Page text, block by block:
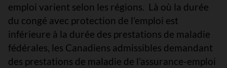
emploi varient selon les régions. Là où la durée
du congé avec protection de l’emploi est
inférieure à la durée des prestations de maladie
fédérales, les Canadiens admissibles demandant
des prestations de maladie de l’assurance-emploi